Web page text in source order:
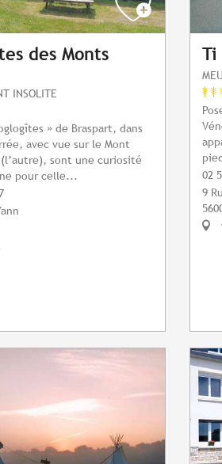
des Monts
INSOLITE
» de Braspart, dans
avec vue sur le Mont
sont une curiosité
pour celle...
Ti
02
9